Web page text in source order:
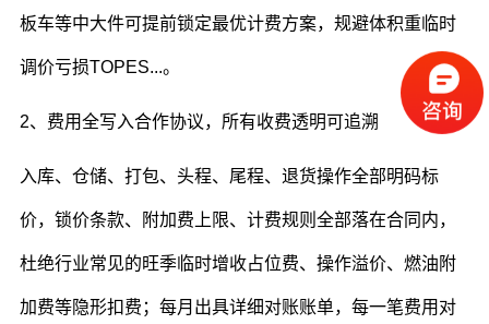
板车等中大件可提前锁定最优计费方案，规避体积重临时
调价亏损TOPES...。
2、费用全写入合作协议，所有收费透明可追溯
入库、仓储、打包、头程、尾程、退货操作全部明码标
价，锁价条款、附加费上限、计费规则全部落在合同内，
杜绝行业常见的旺季临时增收占位费、操作溢价、燃油附
加费等隐形扣费；每月出具详细对账账单，每一笔费用对